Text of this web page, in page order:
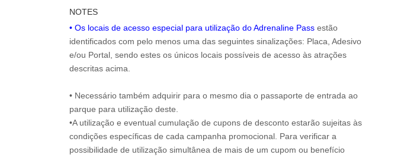
NOTES
• Os locais de acesso especial para utilização do Adrenaline Pass estão
identificados com pelo menos uma das seguintes sinalizações: Placa, Adesivo
e/ou Portal, sendo estes os únicos locais possíveis de acesso às atrações
descritas acima.
• Necessário também adquirir para o mesmo dia o passaporte de entrada ao
parque para utilização deste.
•A utilização e eventual cumulação de cupons de desconto estarão sujeitas às
condições específicas de cada campanha promocional. Para verificar a
possibilidade de utilização simultânea de mais de um cupom ou benefício